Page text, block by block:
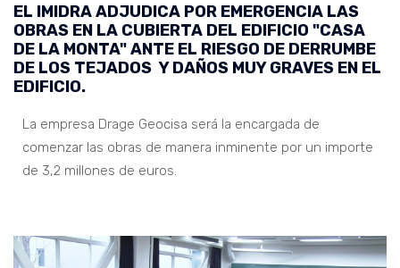
EL IMIDRA ADJUDICA POR EMERGENCIA LAS
OBRAS EN LA CUBIERTA DEL EDIFICIO "CASA
DE LA MONTA" ANTE EL RIESGO DE DERRUMBE
DE LOS TEJADOS Y DAÑOS MUY GRAVES EN EL
EDIFICIO.
La empresa Drage Geocisa será la encargada de
comenzar las obras de manera inminente por un importe
de 3,2 millones de euros.